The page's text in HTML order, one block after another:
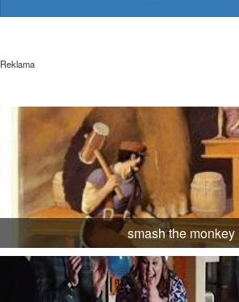
Reklama
smash the monkey